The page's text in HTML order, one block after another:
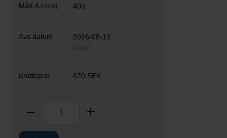
400
2026-08-10
I lager
670 SEK
Ta bort